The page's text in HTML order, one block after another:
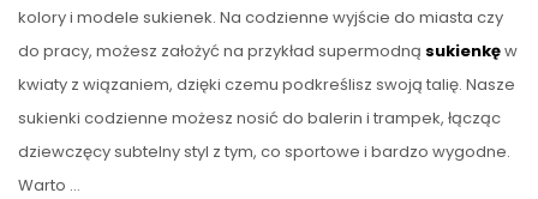
kolory i modele sukienek. Na codzienne wyjście do miasta czy
do pracy, możesz założyć na przykład supermodną sukienkęw
kwiaty z wiązaniem, dzięki czemu podkreślisz swoją talię. Nasze
sukienki codzienne możesz nosić do balerin i trampek, łącząc
dziewczęcy subtelny styl z tym, co sportowe i bardzo wygodne.
Warto …